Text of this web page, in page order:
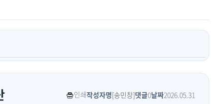
인쇄작성자명[송민창]댓글0날짜2026.05.31